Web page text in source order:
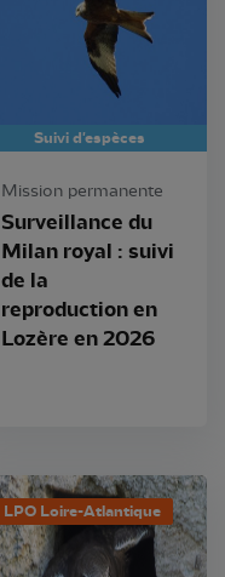
Suivi d'espèces
Mission permanente
Surveillance du
Milan royal : suivi
de la
reproduction en
Lozère en 2026
LPO Loire-Atlantique